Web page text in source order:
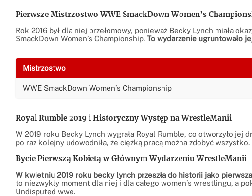
Pierwsze Mistrzostwo WWE SmackDown Women’s
Rok 2016 był dla niej przełomowy, ponieważ Becky Lynch miała
SmackDown Women’s Championship. To wydarzenie ugruntowało
Mistrzostwo
WWE SmackDown Women’s Championship
Royal Rumble 2019 i Historyczny Występ na WrestleManii
W 2019 roku Becky Lynch wygrała Royal Rumble, co otworzyło jej
po raz kolejny udowodniła, że ciężką pracą można zdobyć wszystko.
Bycie Pierwszą Kobietą w Głównym Wydarzeniu WrestleManii
W kwietniu 2019 roku becky lynch przeszła do historii jako
to niezwykły moment dla niej i dla całego women’s wrestlingu, a
Undisputed wwe.